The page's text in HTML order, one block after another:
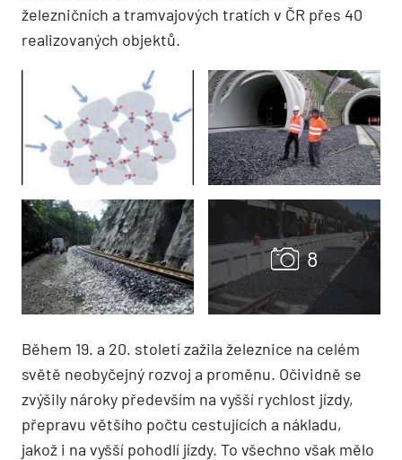
železničních a tramvajových tratích v ČR přes 40
realizovaných objektů.
Během 19. a 20. století zažila železnice na celém
světě neobyčejný rozvoj a proměnu. Očividně se
zvýšily nároky především na vyšší rychlost jízdy,
přepravu většího počtu cestujících a nákladu,
jakož i na vyšší pohodlí jízdy. To všechno však mělo